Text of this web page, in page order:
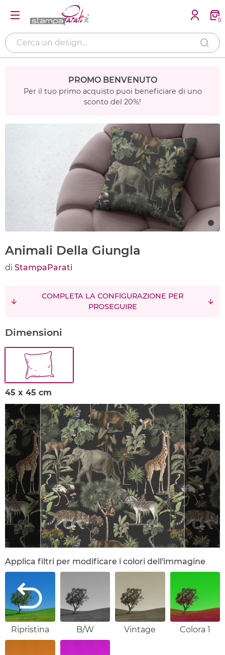
0
PROMO BENVENUTO
Per il tuo primo acquisto puoi beneficiare di uno
sconto del 20%!
Animali Della Giungla
di StampaParati
COMPLETA LA CONFIGURAZIONE PER
PROSEGUIRE
Dimensioni
45 x 45 cm
Applica filtri per modificare i colori dell'immagine
Ripristina B/W Vintage Colora 1